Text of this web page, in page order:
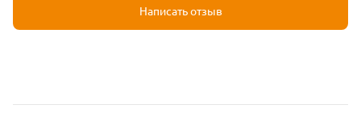
Написать отзыв